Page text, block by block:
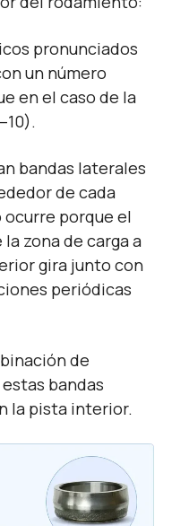
pronunciados
un número
en el caso de la
bandas laterales
de cada
ocurre porque el
zona de carga a
gira junto con
periódicas
de
bandas
la pista interior.